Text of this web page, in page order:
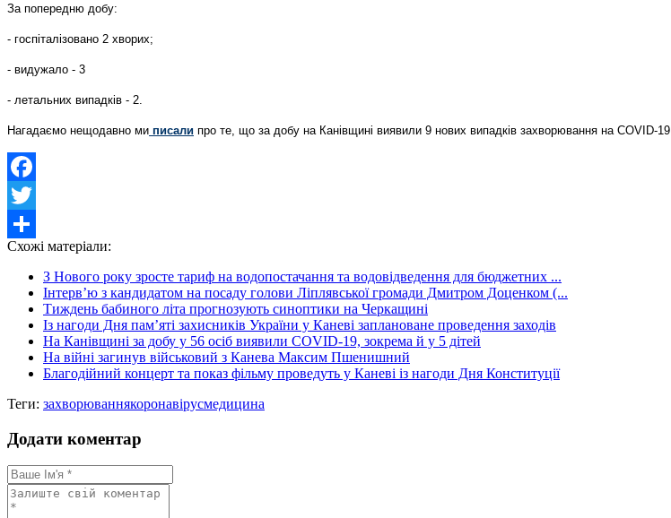
За попередню добу:
- госпіталізовано 2 хворих;
- видужало - 3
- летальних випадків - 2.
Нагадаємо нещодавно ми писали про те, що за добу на Канівщині виявили 9 нових випадків захворювання на COVID-19.
Facebook
Twitter
Share
Схожі матеріали:
З Нового року зросте тариф на водопостачання та водовідведення для бюджетних ...
Інтерв’ю з кандидатом на посаду голови Ліплявської громади Дмитром Доценком (...
Тиждень бабиного літа прогнозують синоптики на Черкащині
Із нагоди Дня пам’яті захисників України у Каневі заплановане проведення заходів
На Канівщині за добу у 56 осіб виявили COVID-19, зокрема й у 5 дітей
На війні загинув військовий з Канева Максим Пшенишний
Благодійний концерт та показ фільму проведуть у Каневі із нагоди Дня Конституції
Теги: захворюваннякоронавірусмедицина
Додати коментар